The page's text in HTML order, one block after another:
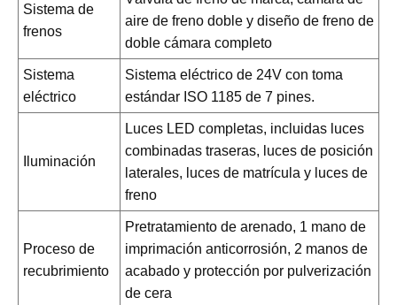
Sistema de
frenos
aire de freno doble y diseño de freno de
doble cámara completo
Sistema
eléctrico
Sistema eléctrico de 24V con toma
estándar ISO 1185 de 7 pines.
Iluminación
Luces LED completas, incluidas luces
combinadas traseras, luces de posición
laterales, luces de matrícula y luces de
freno
Proceso de
recubrimiento
Pretratamiento de arenado, 1 mano de
imprimación anticorrosión, 2 manos de
acabado y protección por pulverización
de cera